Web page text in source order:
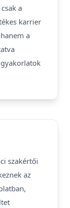
a
karrier
a
szakértői
az